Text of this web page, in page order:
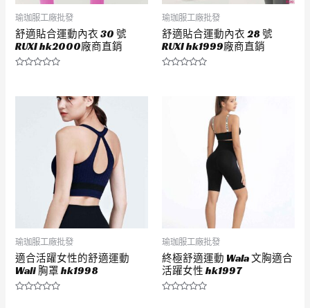
瑜珈服工廠批發
舒適貼合運動內衣 30 號
RUXI hk2000廠商直銷
滿
瑜珈服工廠批發
舒適貼合運動內衣 28 號
RUXI hk1999廠商直銷
瑜珈服工廠批發
適合活躍女性的舒適運動
Wali 胸罩 hk1998
瑜珈服工廠批發
終極舒適運動 Wala 文胸適合
活躍女性 hk1997